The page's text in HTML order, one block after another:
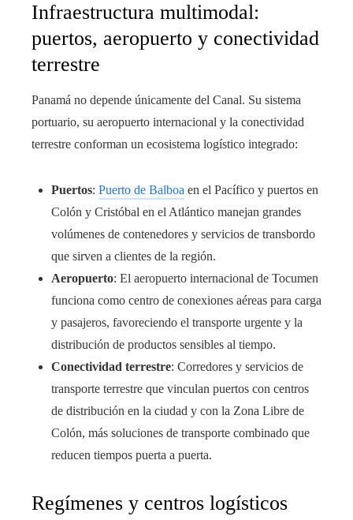
Infraestructura multimodal:
puertos, aeropuerto y conectividad
terrestre
Panamá no depende únicamente del Canal. Su sistema
portuario, su aeropuerto internacional y la conectividad
terrestre conforman un ecosistema logístico integrado:
Puertos: Puerto de Balboa en el Pacífico y puertos en
Colón y Cristóbal en el Atlántico manejan grandes
volúmenes de contenedores y servicios de transbordo
que sirven a clientes de la región.
Aeropuerto: El aeropuerto internacional de Tocumen
funciona como centro de conexiones aéreas para carga
y pasajeros, favoreciendo el transporte urgente y la
distribución de productos sensibles al tiempo.
Conectividad terrestre: Corredores y servicios de
transporte terrestre que vinculan puertos con centros
de distribución en la ciudad y con la Zona Libre de
Colón, más soluciones de transporte combinado que
reducen tiempos puerta a puerta.
Regímenes y centros logísticos